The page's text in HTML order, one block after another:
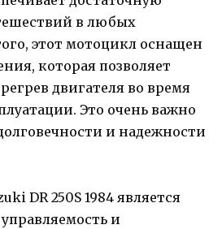
в любых
этот мотоцикл оснащен
которая позволяет
двигателя во время
Это очень важно
и надежности
DR 250S 1984 является
и